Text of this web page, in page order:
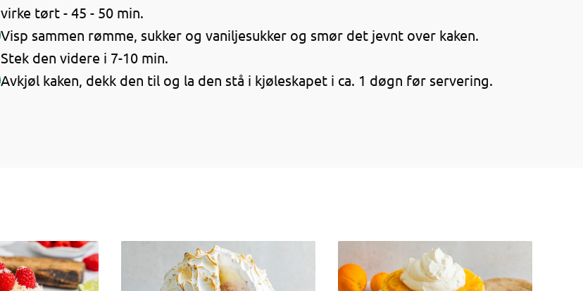
virke tørt - 45 - 50 min.
Visp sammen rømme, sukker og vaniljesukker og smør det jevnt over kaken.
Stek den videre i 7-10 min.
Avkjøl kaken, dekk den til og la den stå i kjøleskapet i ca. 1 døgn før servering.